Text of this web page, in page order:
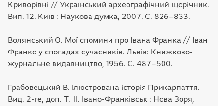
Криворівні // Український археографічний щорічник.
Вип. 12. Київ : Наукова думка, 2007. С. 826–833.
Волянський О. Мої спомини про Івана Франка // Іван
Франко у спогадах сучасників. Львів: Книжково-
журнальне видавництво, 1956. С. 487–500.
Грабовецький В. Ілюстрована історія Прикарпаття.
Вид. 2-ге, доп. Т. ІІІ. Івано-Франківськ : Нова Зоря,